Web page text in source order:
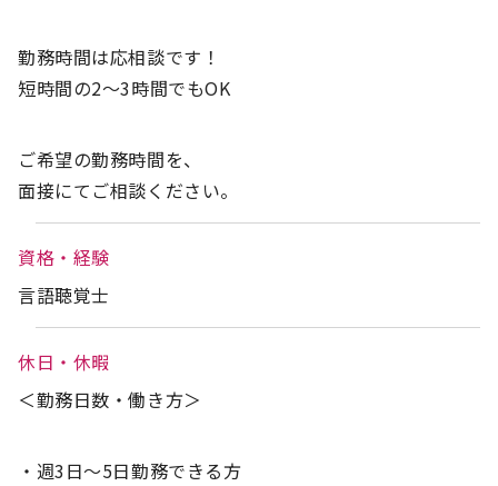
勤務時間は応相談です！
短時間の2～3時間でもOK
ご希望の勤務時間を、
面接にてご相談ください。
資格・経験
言語聴覚士
休日・休暇
＜勤務日数・働き方＞
・週3日～5日勤務できる方